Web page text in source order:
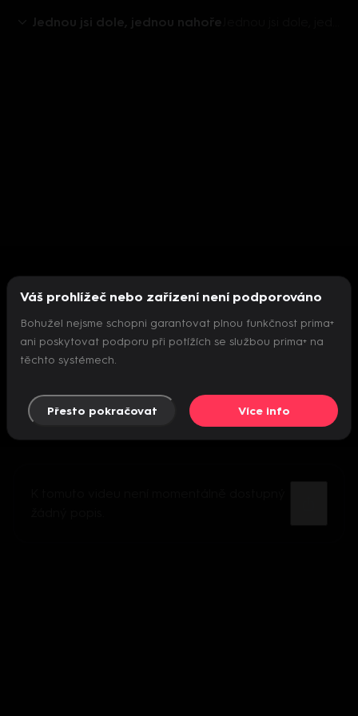
Jednou jsi dole, jednou nahoře
Nepodařilo se inicializovat přehrávač
Váš prohlížeč nebo zařízení není podporováno
Bohužel nejsme schopni garantovat plnou funkčnost prima+
ani poskytovat podporu při potížích se službou prima+ na
těchto systémech.
Přesto pokračovat Více info